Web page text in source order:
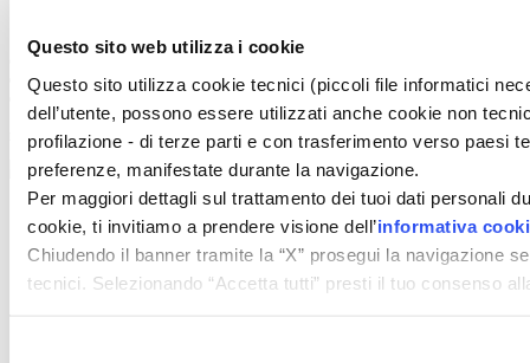
Questo sito web utilizza i cookie
Questo sito utilizza cookie tecnici (piccoli file informatici
dell’utente, possono essere utilizzati anche cookie non
profilazione - di terze parti e con trasferimento verso paesi
preferenze, manifestate durante la navigazione.
Per maggiori dettagli sul trattamento dei tuoi dati personali
cookie, ti invitiamo a prendere visione dell’informativa
Chiudendo il banner tramite la “X” prosegui la navigazione
tecnici. Selezionando “Accetta tutti” presti il tuo consenso
© 2026 GIUNTI EDITORE s.p.a., piazza Virgilio 4 - 20123 Milano
Codice fiscale e numero d'iscrizione al Registro Imprese di Milano - 80009810484
Capitale sociale € 8.000.000,00 i.v.
powered by ZUMEDIA